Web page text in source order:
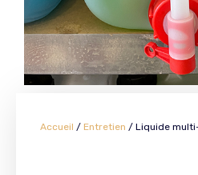
Accueil / Entretien / Liquide